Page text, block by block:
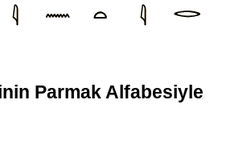
Parmak Alfabesiyle